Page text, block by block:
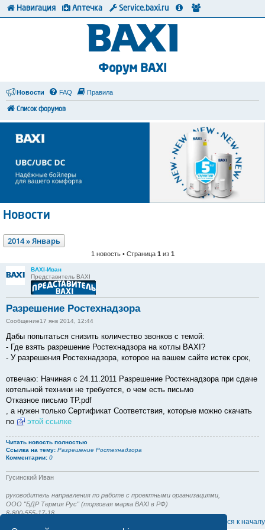
Форум BAXI
Новости FAQ Правила
Список форумов
Новости
2014 » Январь
1 новость • Страница 1 из 1
BAXI-Иван
Представитель BAXI
Разрешение Ростехнадзора
Сообщение17 янв 2014, 12:44
Дабы попытаться снизить количество звонков с темой:
- Где взять разрешение Ростехнадзора на котлы BAXI?
- У разрешения Ростехнадзора, которое на вашем сайте истек срок,
отвечаю: Начиная с 24.11.2011 Разрешение Ростехнадзора при сдаче
котельной техники не требуется, о чем есть письмо
Отказное письмо ТР.pdf
, а нужен только Сертификат Соответствия, которые можно скачать
по
этой ссылке
Читать новость полностью
Ссылка на тему: Разрешение Ростехнадзора
Комментарии: 0
Гусинский Иван
руководитель направления по работе с проектными организациями,
ООО "БДР Термия Рус" (торговая марка BAXI в РФ)
8-800-555-17-18
Вернуться к началу
Навигация Аптечка Service.baxi.ru